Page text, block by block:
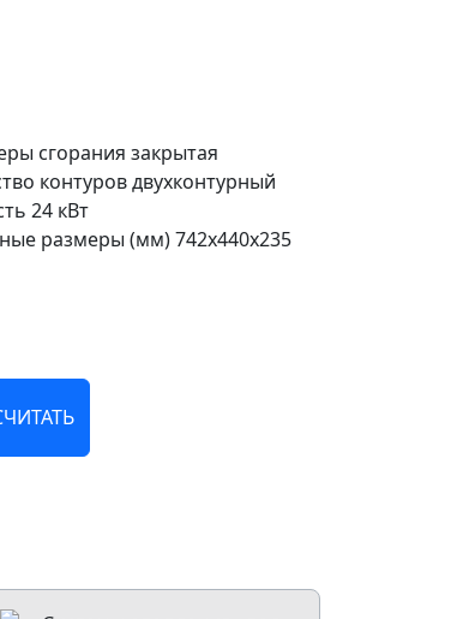
сгорания закрытая
контуровдвухконтурный
24 кВт
размеры (мм)742x440x235